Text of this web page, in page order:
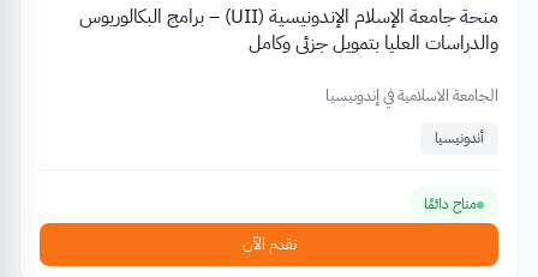
منحة جامعة الإسلام الإندونيسية (UII) – برامج البكالوريوس
والدراسات العليا بتمويل جزئي وكامل
الجامعة الاسلامية في إندونيسيا
أندونيسيا
متاح دائمًا
تقدم الآن